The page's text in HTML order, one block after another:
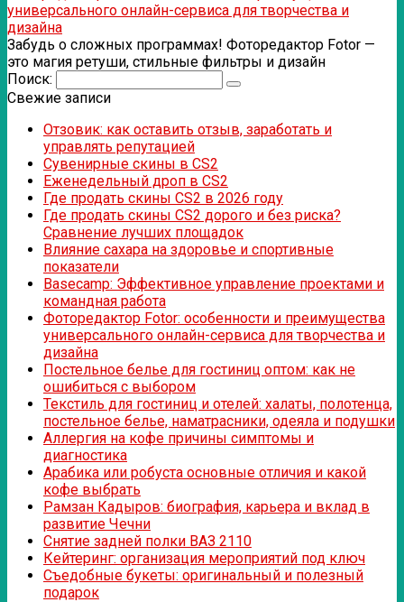
универсального онлайн-сервиса для творчества и
дизайна
Забудь о сложных программах! Фоторедактор Fotor —
это магия ретуши, стильные фильтры и дизайн
Поиск:
Свежие записи
Отзовик: как оставить отзыв, заработать и
управлять репутацией
Сувенирные скины в CS2
Еженедельный дроп в CS2
Где продать скины CS2 в 2026 году
Где продать скины CS2 дорого и без риска?
Сравнение лучших площадок
Влияние сахара на здоровье и спортивные
показатели
Basecamp: Эффективное управление проектами и
командная работа
Фоторедактор Fotor: особенности и преимущества
универсального онлайн-сервиса для творчества и
дизайна
Постельное белье для гостиниц оптом: как не
ошибиться с выбором
Текстиль для гостиниц и отелей: халаты, полотенца,
постельное белье, наматрасники, одеяла и подушки
Аллергия на кофе причины симптомы и
диагностика
Арабика или робуста основные отличия и какой
кофе выбрать
Рамзан Кадыров: биография, карьера и вклад в
развитие Чечни
Снятие задней полки ВАЗ 2110
Кейтеринг: организация мероприятий под ключ
Съедобные букеты: оригинальный и полезный
подарок